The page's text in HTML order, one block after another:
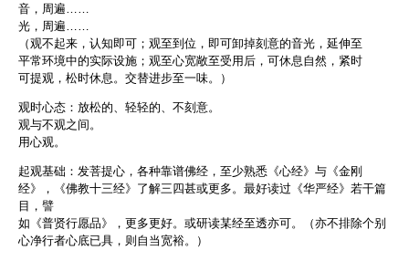
音，周遍……
光，周遍……
（观不起来，认知即可；观至到位，即可卸掉刻意的音光，延伸至
平常环境中的实际设施；观至心宽敞至受用后，可休息自然，紧时
可提观，松时休息。交替进步至一味。）
观时心态：放松的、轻轻的、不刻意。
观与不观之间。
用心观。
起观基础：发菩提心，各种靠谱佛经，至少熟悉《心经》与《金刚
经》，《佛教十三经》了解三四甚或更多。最好读过《华严经》若干篇
目，譬
如《普贤行愿品》，更多更好。或研读某经至透亦可。（亦不排除个别
心净行者心底已具，则自当宽裕。）